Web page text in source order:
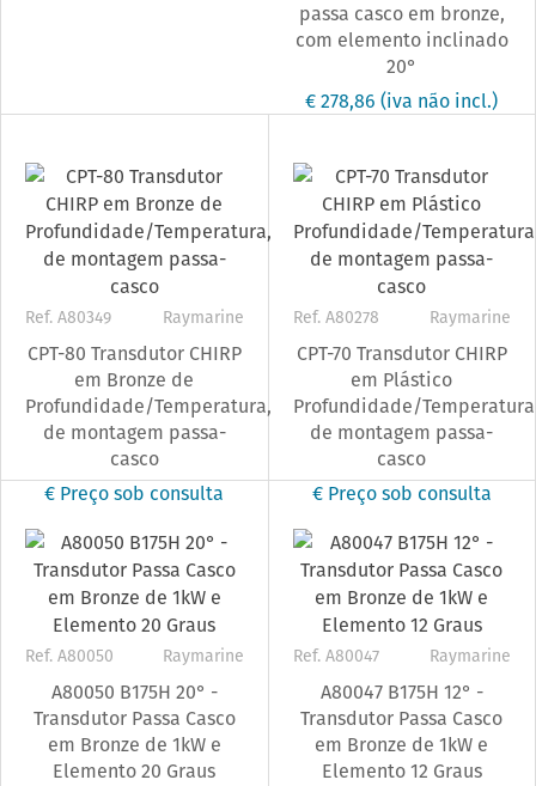
passa casco em bronze,
com elemento inclinado
20°
€ 278,86(iva não incl.)
Ref. A80349 Raymarine
CPT-80 Transdutor CHIRP
em Bronze de
Profundidade/Temperatura,
de montagem passa-
casco
€ Preço sob consulta
Ref. A80278 Raymarine
CPT-70 Transdutor CHIRP
em Plástico
Profundidade/Temperatura
de montagem passa-
casco
€ Preço sob consulta
Ref. A80050 Raymarine
A80050 B175H 20° -
Transdutor Passa Casco
em Bronze de 1kW e
Elemento 20 Graus
Ref. A80047 Raymarine
A80047 B175H 12° -
Transdutor Passa Casco
em Bronze de 1kW e
Elemento 12 Graus